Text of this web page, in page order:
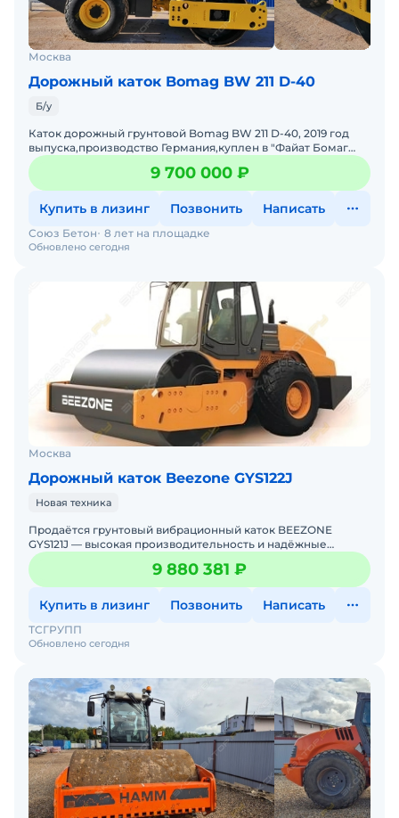
Москва
Дорожный каток Bomag BW 211 D-40
Б/у
Каток дорожный грунтовой Bomag BW 211 D-40, 2019 год
выпуска,производство Германия,куплен в "Файат Бомаг
Рус",оригинальная наработка 308 м/ч,полный привод,дизел
9 700 000 ₽
Купить в лизинг Позвонить Написать
Обновлено сегодня
Союз Бетон 8 лет на площадке
Москва
Дорожный каток Beezone GYS122J
Новая техника
Продаётся грунтовый вибрационный каток BEEZONE
GYS121J — высокая производительность и надёжные
импортные компонентыОсновные
параметры:Эксплуатационная мас
9 880 381 ₽
Купить в лизинг Позвонить Написать
Обновлено сегодня
ТСГРУПП